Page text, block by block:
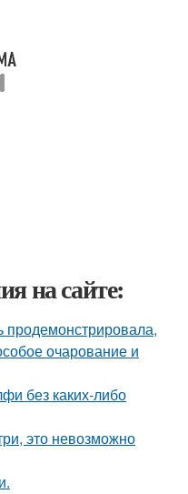
на сайте:
продемонстрировала,
очарование и
без каких-либо
это невозможно